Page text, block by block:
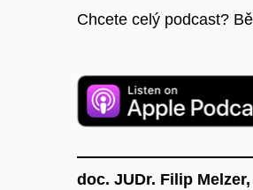
Chcete celý podcast?
doc. JUDr. Filip